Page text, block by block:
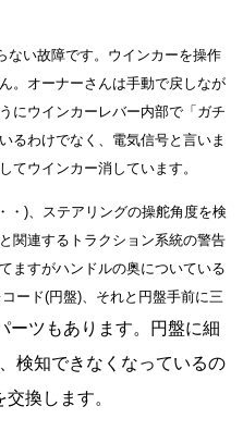
ない故障です。ウインカーを操作
。オーナーさんは手動で戻しなが
にウインカーレバー内部で「ガチ
るわけでなく、電気信号と言いま
てウインカー消しています。
・)、ステアリングの操舵角度を検
関連するトラクション系統の警告
ますがハンドルの奥についている
ード(円盤)、それと円盤手前に三
ーツもあります。円盤に細
検知できなくなっているの
換します。